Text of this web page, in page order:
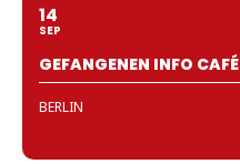
14
SEP
GEFANGENEN INFO CAFÉ
BERLIN